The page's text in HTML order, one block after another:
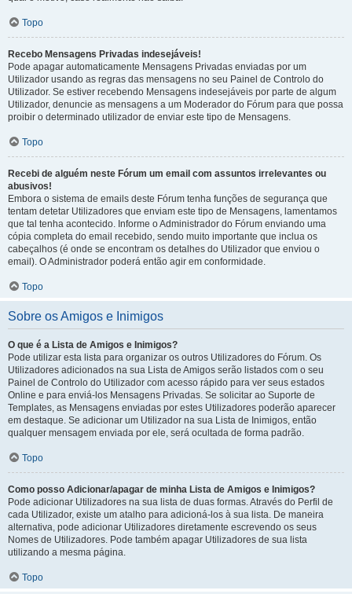
Topo
Recebo Mensagens Privadas indesejáveis!
Pode apagar automaticamente Mensagens Privadas enviadas por um
Utilizador usando as regras das mensagens no seu Painel de Controlo do
Utilizador. Se estiver recebendo Mensagens indesejáveis por parte de algum
Utilizador, denuncie as mensagens a um Moderador do Fórum para que possa
proibir o determinado utilizador de enviar este tipo de Mensagens.
Topo
Recebi de alguém neste Fórum um email com assuntos irrelevantes ou
abusivos!
Embora o sistema de emails deste Fórum tenha funções de segurança que
tentam detetar Utilizadores que enviam este tipo de Mensagens, lamentamos
que tal tenha acontecido. Informe o Administrador do Fórum enviando uma
cópia completa do email recebido, sendo muito importante que inclua os
cabeçalhos (é onde se encontram os detalhes do Utilizador que enviou o
email). O Administrador poderá então agir em conformidade.
Topo
Sobre os Amigos e Inimigos
O que é a Lista de Amigos e Inimigos?
Pode utilizar esta lista para organizar os outros Utilizadores do Fórum. Os
Utilizadores adicionados na sua Lista de Amigos serão listados com o seu
Painel de Controlo do Utilizador com acesso rápido para ver seus estados
Online e para enviá-los Mensagens Privadas. Se solicitar ao Suporte de
Templates, as Mensagens enviadas por estes Utilizadores poderão aparecer
em destaque. Se adicionar um Utilizador na sua Lista de Inimigos, então
qualquer mensagem enviada por ele, será ocultada de forma padrão.
Topo
Como posso Adicionar/apagar de minha Lista de Amigos e Inimigos?
Pode adicionar Utilizadores na sua lista de duas formas. Através do Perfil de
cada Utilizador, existe um atalho para adicioná-los à sua lista. De maneira
alternativa, pode adicionar Utilizadores diretamente escrevendo os seus
Nomes de Utilizadores. Pode também apagar Utilizadores de sua lista
utilizando a mesma página.
Topo